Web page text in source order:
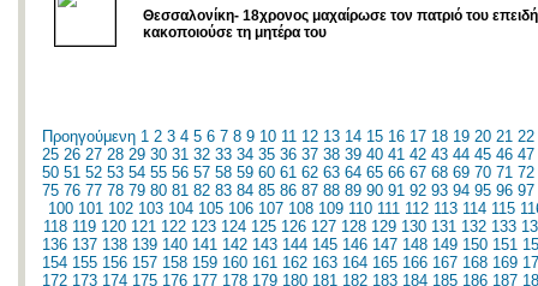
Θεσσαλονίκη- 18χρονος μαχαίρωσε τον πατριό του επειδή
κακοποιούσε τη μητέρα του
Προηγούμενη 1 2 3 4 5 6 7 8 9 10 11 12 13 14 15 16 17 18 19 20 21 22
25 26 27 28 29 30 31 32 33 34 35 36 37 38 39 40 41 42 43 44 45 46 47
50 51 52 53 54 55 56 57 58 59 60 61 62 63 64 65 66 67 68 69 70 71 72
75 76 77 78 79 80 81 82 83 84 85 86 87 88 89 90 91 92 93 94 95 96 97
100 101 102 103 104 105 106 107 108 109 110 111 112 113 114 115
118 119 120 121 122 123 124 125 126 127 128 129 130 131 132 133
136 137 138 139 140 141 142 143 144 145 146 147 148 149 150 151
154 155 156 157 158 159 160 161 162 163 164 165 166 167 168 169
172 173 174 175 176 177 178 179 180 181 182 183 184 185 186 187